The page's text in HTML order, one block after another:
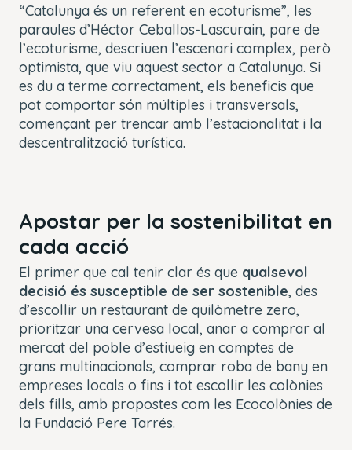
“Catalunya és un referent en ecoturisme”, les
paraules d’Héctor Ceballos-Lascurain, pare de
l’ecoturisme, descriuen l’escenari complex, però
optimista, que viu aquest sector a Catalunya. Si
es du a terme correctament, els beneficis que
pot comportar són múltiples i transversals,
començant per trencar amb l’estacionalitat i la
descentralització turística.
Apostar per la sostenibilitat en
cada acció
El primer que cal tenir clar és que qualsevol
decisió és susceptible de ser sostenible, des
d’escollir un restaurant de quilòmetre zero,
prioritzar una cervesa local, anar a comprar al
mercat del poble d’estiueig en comptes de
grans multinacionals, comprar roba de bany en
empreses locals o fins i tot escollir les colònies
dels fills, amb propostes com les Ecocolònies de
la Fundació Pere Tarrés.